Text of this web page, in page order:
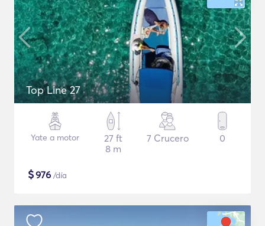
Top Line 27
Yate a motor
27 ft
8 m
7 Crucero 0
$976 /día